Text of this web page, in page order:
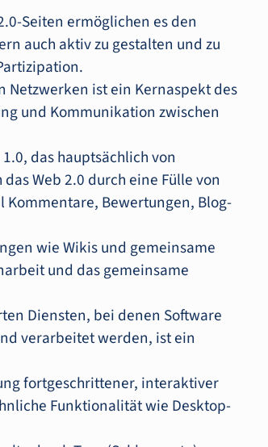
Seiten ermöglichen es den
auch aktiv zu gestalten und zu
Netzwerken ist ein Kernaspekt des
und Kommunikation zwischen
das hauptsächlich von
Web 2.0 durch eine Fülle von
Bewertungen, Blog-
wie Wikis und gemeinsame
und das gemeinsame
Diensten, bei denen Software
verarbeitet werden, ist ein
fortgeschrittener, interaktiver
Funktionalität wie Desktop-